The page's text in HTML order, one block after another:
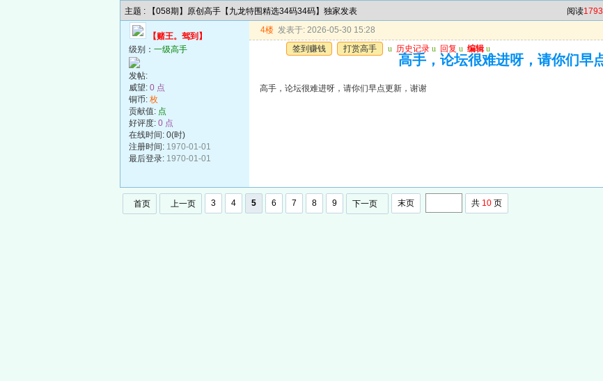
主题 : 【058期】原创高手【九龙特围精选34码34码】独家发表 阅读
【赌王。驾到】
级别： 一级高手
发帖:
威望: 0 点
铜币: 枚
贡献值: 点
好评度: 0 点
在线时间: 0(时)
注册时间: 1970-01-01
最后登录: 1970-01-01
4楼 发表于: 2026-05-30 15:28
签到赚钱
打赏高手 u 历史记录 u 回复 u 编辑 u
高手，论坛很难进呀，请你们早
高手，论坛很难进呀，请你们早点更新，谢谢
首页 上一页 3 4 5 6 7 8 9 下一页 末页 共 10 页